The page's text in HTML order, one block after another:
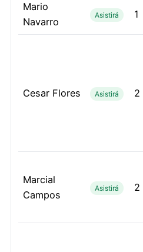
Mario
Navarro
Asistirá 1
Cesar Flores Asistirá 2
Marcial
Campos
Asistirá 2